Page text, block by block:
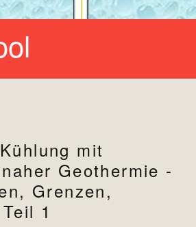
mit
Geothermie ‐
Grenzen,
1